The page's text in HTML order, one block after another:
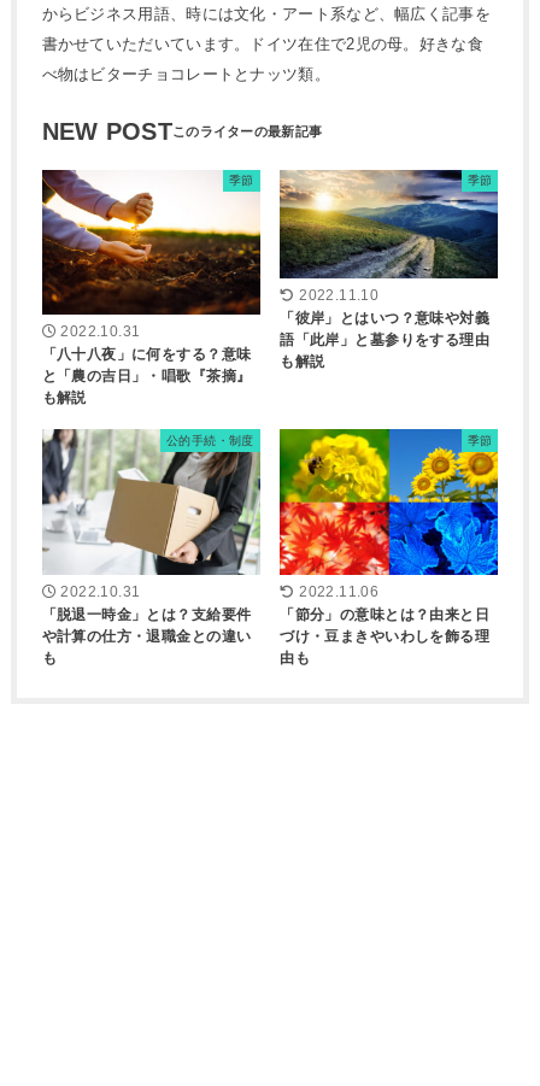
からビジネス用語、時には文化・アート系など、幅広く記事を
書かせていただいています。ドイツ在住で2児の母。好きな食
べ物はビターチョコレートとナッツ類。
NEW POST
季節
2022.10.31
「八十八夜」に何をする？意味
と「農の吉日」・唱歌『茶摘』
も解説
季節
2022.11.10
「彼岸」とはいつ？意味や対義
語「此岸」と墓参りをする理由
も解説
公的手続・制度
2022.10.31
「脱退一時金」とは？支給要件
や計算の仕方・退職金との違い
も
季節
2022.11.06
「節分」の意味とは？由来と日
づけ・豆まきやいわしを飾る理
由も